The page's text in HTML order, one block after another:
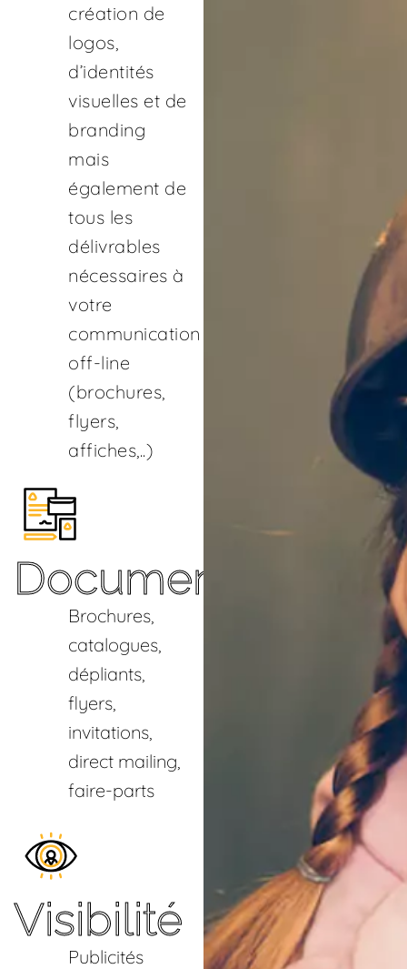
création de
logos,
d’identités
visuelles et de
branding
mais
également de
tous les
délivrables
nécessaires à
votre
communication
off-line
(brochures,
flyers,
affiches,..)
Documents
Brochures,
catalogues,
dépliants,
flyers,
invitations,
direct mailing,
faire-parts
Visibilité
Publicités